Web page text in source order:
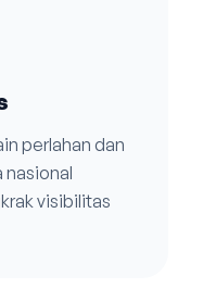
perlahan dan
nasional
visibilitas